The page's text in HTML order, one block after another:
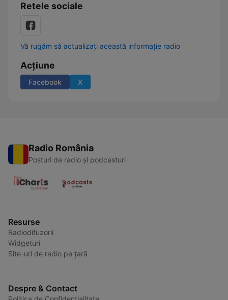
Retele sociale
Vă rugăm să actualizați această informație radio
Acțiune
Facebook X
Radio România
Posturi de radio și podcasturi
Resurse
Radiodifuzorii
Widgeturi
Site-uri de radio pe țară
Despre & Contact